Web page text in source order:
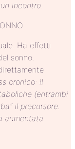
incontro.
Ha effetti
sonno.
cronico: il
(entrambi
il precursore.
aumentata.